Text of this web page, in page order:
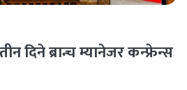
दिने ब्रान्च म्यानेजर कन्फ्रेन्स